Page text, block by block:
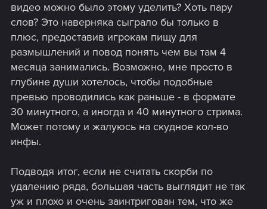
видео можно было этому уделить? Хоть пару
слов? Это наверняка сыграло бы только в
плюс, предоставив игрокам пищу для
размышлений и повод понять чем вы там 4
месяца занимались. Возможно, мне просто в
глубине души хотелось, чтобы подобные
превью проводились как раньше - в формате
30 минутного, а иногда и 40 минутного стрима.
Может потому и жалуюсь на скудное кол-во
инфы.
Подводя итог, если не считать скорби по
удалению ряда, большая часть выглядит не так
уж и плохо и очень заинтригован тем, что же